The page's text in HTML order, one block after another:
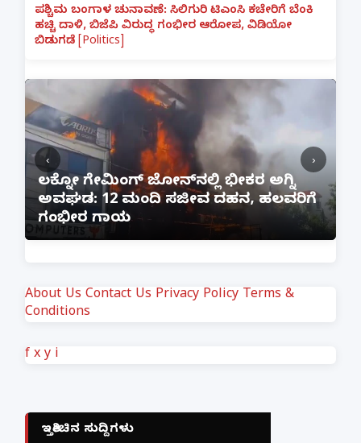
ಪಶ್ಚಿಮ ಬಂಗಾಳ ಚುನಾವಣೆ: ಸಿಲಿಗುರಿ ಟಿಎಂಸಿ ಕಚೇರಿಗೆ ಬೆಂಕಿ
ಹಚ್ಚಿ ದಾಳಿ, ಬಿಜೆಪಿ ವಿರುದ್ಧ ಗಂಭೀರ ಆರೋಪ, ವಿಡಿಯೋ
ಬಿಡುಗಡೆ [Politics]
ಲಕ್ನೋ ಗೇಮಿಂಗ್ ಜೋನ್‌ನಲ್ಲಿ ಭೀಕರ ಅಗ್ನಿ
ಅವಘಡ: 12 ಮಂದಿ ಸಜೀವ ದಹನ, ಹಲವರಿಗೆ
ಗಂಭೀರ ಗಾಯ
‹ ›
About Us Contact Us Privacy Policy Terms &
Conditions
f x y i
ಇತ್ತೀಚಿನ ಸುದ್ದಿಗಳು